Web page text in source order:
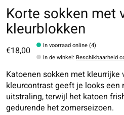
Korte sokken met
kleurblokken
€18,00
In voorraad online (4)
In de winkel: Beschikbaarheid
Katoenen sokken met kleurrijke
kleurcontrast geeft je looks een
uitstraling, terwijl het katoen
gedurende het zomerseizoen.